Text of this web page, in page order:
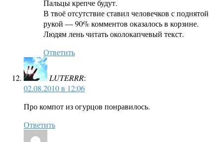
Пальцы крепче будут.
В твоё отсутствие ставил человечков с поднятой
рукой — 90% комментов оказалось в корзине.
Людям лень читать околокапчевый текст.
Ответить
LUTERRR:
02.08.2010 в 12:06
Про компот из огурцов понравилось.
Ответить